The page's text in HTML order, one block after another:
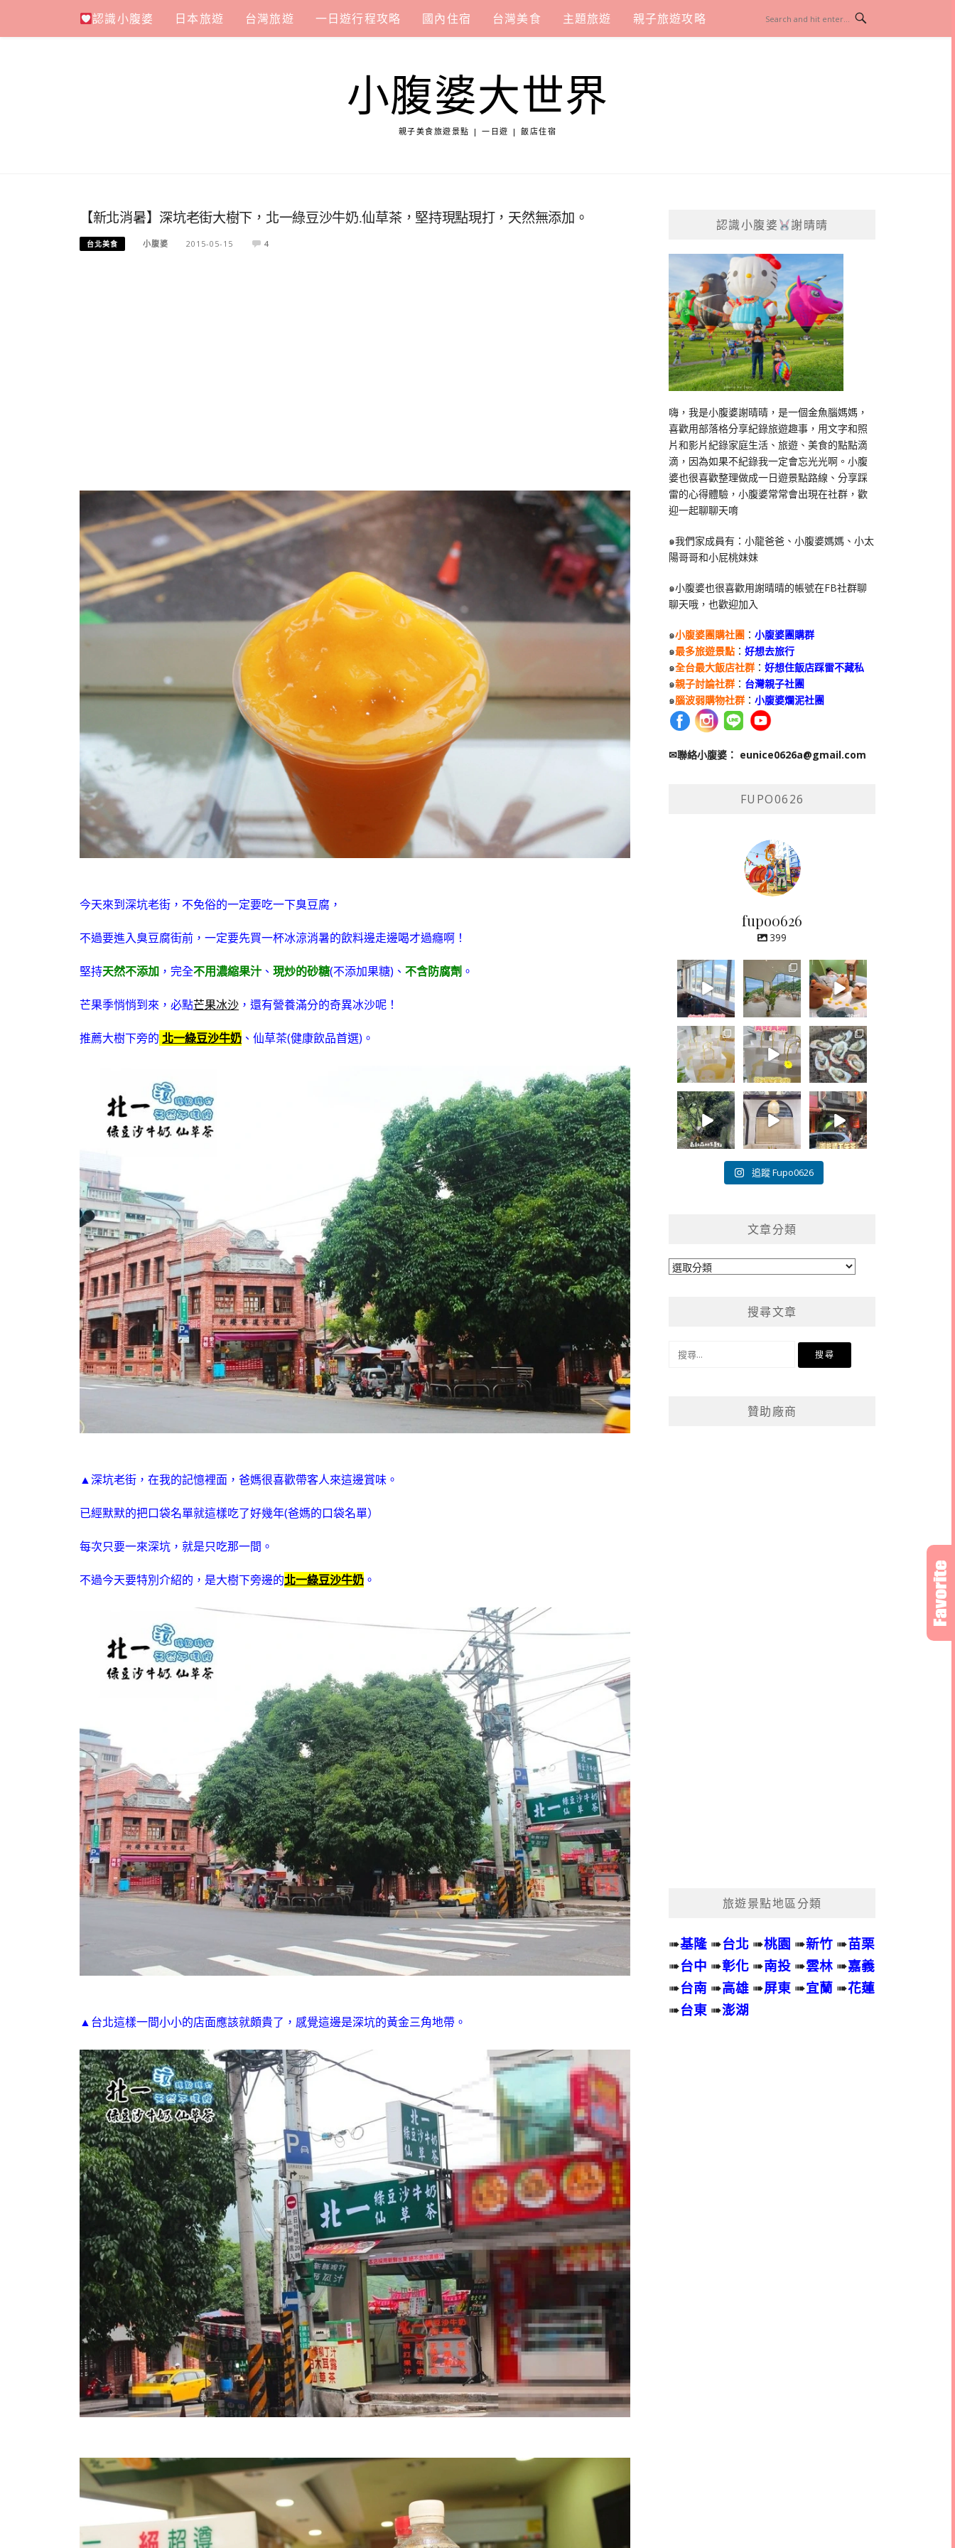
content
認識小腹婆 日本旅遊 台灣旅遊 一日遊行程攻略 國內住宿 台灣美食 主題旅遊 親子旅遊攻略
小腹婆大世界
親子美食旅遊景點 | 一日遊 | 飯店住宿
【新北消暑】深坑老街大樹下，北一綠豆沙牛奶.仙草茶，堅持現點現打，天然無添加。
台北美食 小腹婆 2015-05-15 4
今天來到深坑老街，不免俗的一定要吃一下臭豆腐，
不過要進入臭豆腐街前，一定要先買一杯冰涼消暑的飲料邊走邊喝才過癮啊！
堅持天然不添加 ，完全不用濃縮果汁 、 現炒的砂糖(不添加果糖)、 不含防腐劑 。
芒果季悄悄到來，必點芒果冰沙 ， 還有營養滿分的奇異冰沙呢！
推薦大樹下旁的 北一綠豆沙牛奶 、仙草茶(健康飲品首選)。
▲深坑老街，在我的記憶裡面，爸媽很喜歡帶客人來這邊賞味。
已經默默的把口袋名單就這樣吃了好幾年(爸媽的口袋名單）
每次只要一來深坑，就是只吃那一間。
不過今天要特別介紹的，是大樹下旁邊的北一綠豆沙牛奶 。
▲台北這樣一間小小的店面應該就頗貴了，感覺這邊是深坑的黃金三角地帶。
認識小腹婆 謝晴晴
嗨，我是小腹婆謝晴晴，是一個金魚腦媽媽，
喜歡用部落格分享紀錄旅遊趣事，用文字和照
片和影片紀錄家庭生活、旅遊、美食的點點滴
滴，因為如果不紀錄我一定會忘光光啊。小腹
婆也很喜歡整理做成一日遊景點路線、分享踩
雷的心得體驗，小腹婆常常會出現在社群，歡
迎一起聊聊天唷
๑我們家成員有：小龍爸爸、小腹婆媽媽、小太
陽哥哥和小屁桃妹妹
๑小腹婆也很喜歡用謝晴晴的帳號在FB社群聊
聊天哦，也歡迎加入
๑小腹婆團購社團 ：小腹婆團購群
๑最多旅遊景點 ：好想去旅行
๑全台最大飯店社群 ：好想住飯店踩雷不藏私
๑親子討論社群 ： 台灣親子社團
๑腦波弱購物社群 ：小腹婆爛泥社團
✉聯絡小腹婆： eunice0626a@gmail.com
FUPO0626
fupo0626
399
追蹤 Fupo0626
文章分類
文
搜尋文章
贊助廠商
旅遊景點地區分類
➠基隆 ➠台北 ➠桃園 ➠新竹 ➠苗栗
➠台中 ➠彰化 ➠南投 ➠雲林 ➠嘉義
➠台南 ➠高雄 ➠屏東 ➠宜蘭 ➠花蓮
➠台東 ➠澎湖